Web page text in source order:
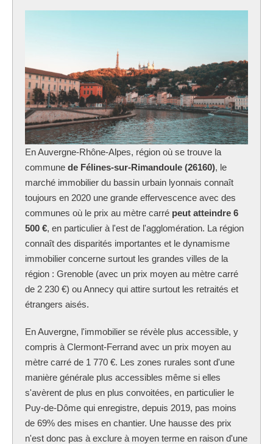
En Auvergne-Rhône-Alpes, région où se trouve la
commune de Félines-sur-Rimandoule (26160), le
marché immobilier du bassin urbain lyonnais connaît
toujours en 2020 une grande effervescence avec des
communes où le prix au mètre carré peut atteindre 6
500 €, en particulier à l'est de l'agglomération. La région
connaît des disparités importantes et le dynamisme
immobilier concerne surtout les grandes villes de la
région : Grenoble (avec un prix moyen au mètre carré
de 2 230 €) ou Annecy qui attire surtout les retraités et
étrangers aisés.
En Auvergne, l'immobilier se révèle plus accessible, y
compris à Clermont-Ferrand avec un prix moyen au
mètre carré de 1 770 €. Les zones rurales sont d'une
manière générale plus accessibles même si elles
s'avèrent de plus en plus convoitées, en particulier le
Puy-de-Dôme qui enregistre, depuis 2019, pas moins
de 69% des mises en chantier. Une hausse des prix
n'est donc pas à exclure à moyen terme en raison d'une